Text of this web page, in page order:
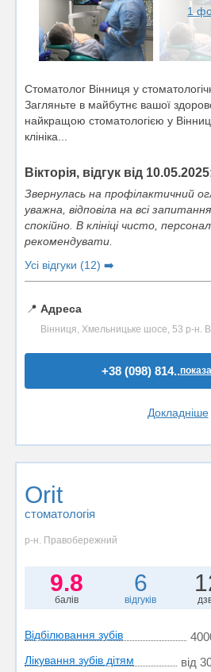
1
Стоматолог Вінниця у
Загляньте в майбутнє вашої
найкращою стоматологією у
клініка...
Вікторія, відгук від
Звернулась на профілактичний
уважна, відповіла на всі
спокійно. В клініці чисто,
рекомендувати.
Усі відгуки (12) ➡️
📍 Адреса
Вінниця, Хмельницьке шосе, 53 р-н.
+38 (098) 814..
Докладніше
Orit
стоматологія
р-н. Правобережний
9.8
балів
6
відгуків
Відбілювання зубів
Лікування зубів дітям від